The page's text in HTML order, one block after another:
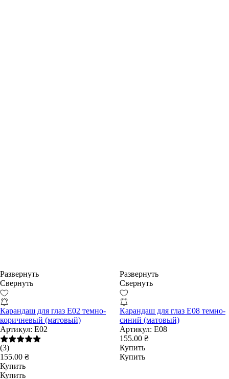
Развернуть
Свернуть
Карандаш для глаз E02 темно-
коричневый (матовый)
Артикул: E02
(3)
155.00 ₴
Купить
Купить
Развернуть
Свернуть
Карандаш для глаз E08 темно-
синий (матовый)
Артикул: E08
155.00 ₴
Купить
Купить